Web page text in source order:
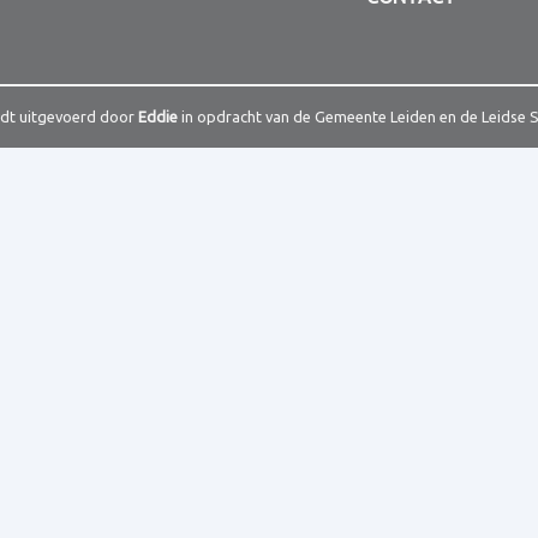
uitgevoerd door Eddie in opdracht van de Gemeente Leiden en de Leidse